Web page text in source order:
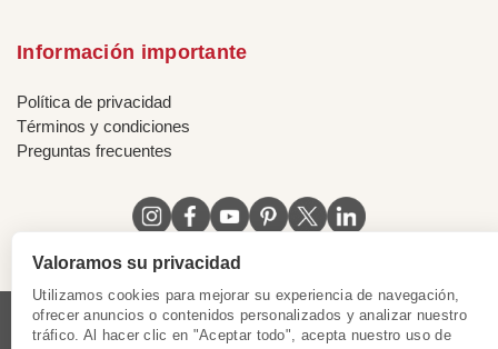
Información importante
Política de privacidad
Términos y condiciones
Preguntas frecuentes
Licencia de Vietnam | Certificado de Singapur |
Valoramos su privacidad
Utilizamos cookies para mejorar su experiencia de navegación,
ofrecer anuncios o contenidos personalizados y analizar nuestro
tráfico. Al hacer clic en "Aceptar todo", acepta nuestro uso de